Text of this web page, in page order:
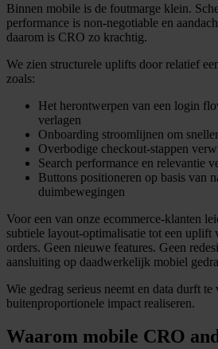
Binnen mobile is de foutmarge klein.
performance is non-negotiable en
daarom is CRO zo krachtig.
We zien structurele uplifts door relatief
zoals:
Het herontwerpen van een login
verlagen
Onboarding stroomlijnen om
Overbodige checkout-stappen
Search performance en relevantie
Buttons positioneren op basis van
duimbewegingen
Voor een van onze ecommerce-klanten
subtiele layout-optimalisatie tot een uplift
orders. Geen nieuwe features. Geen
aansluiting op daadwerkelijk mobiel
Wie gedrag serieus neemt en data durft te
buitenproportionele impact realiseren.
Waarom mobile CRO